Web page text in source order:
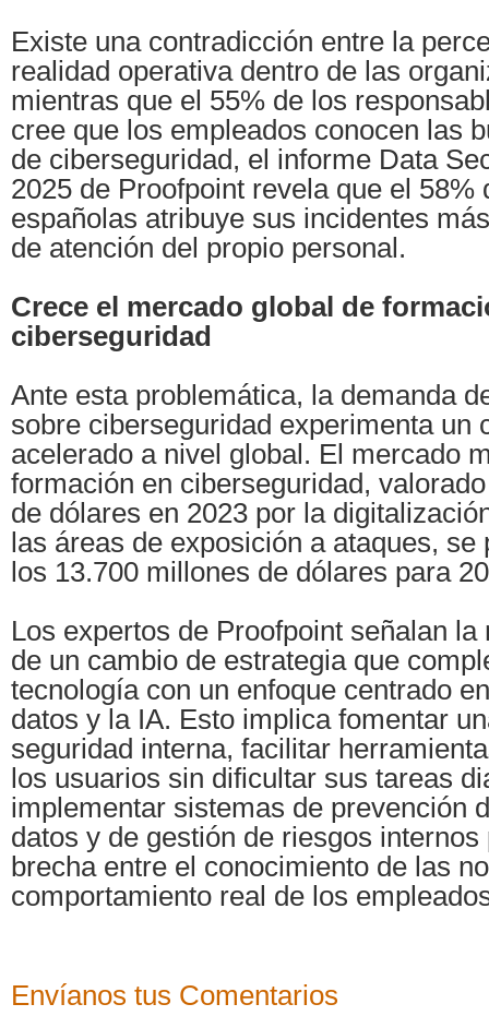
Existe una contradicción entre la
realidad operativa dentro de las
mientras que el 55% de los
cree que los empleados conocen las
de ciberseguridad, el informe Data
2025 de Proofpoint revela que el 58%
españolas atribuye sus incidentes
de atención del propio personal.
Crece el mercado global de
ciberseguridad
Ante esta problemática, la demanda
sobre ciberseguridad experimenta un
acelerado a nivel global. El mercado
formación en ciberseguridad,
de dólares en 2023 por la
las áreas de exposición a ataques,
los 13.700 millones de dólares para
Los expertos de Proofpoint señalan la
de un cambio de estrategia que
tecnología con un enfoque centrado
datos y la IA. Esto implica fomentar
seguridad interna, facilitar
los usuarios sin dificultar sus tareas
implementar sistemas de prevención
datos y de gestión de riesgos
brecha entre el conocimiento de las
comportamiento real de los
Envíanos tus Comentarios